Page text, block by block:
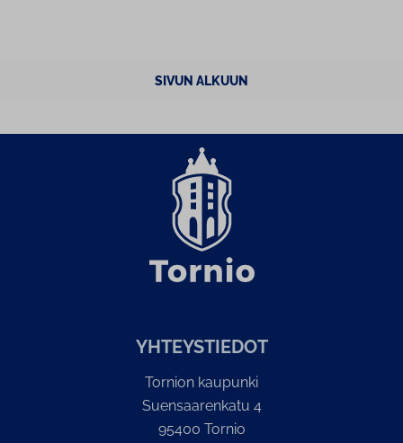
SIVUN ALKUUN
YH­TEYS­TIE­DOT
Tornion kaupunki
Suensaarenkatu 4
95400 Tornio